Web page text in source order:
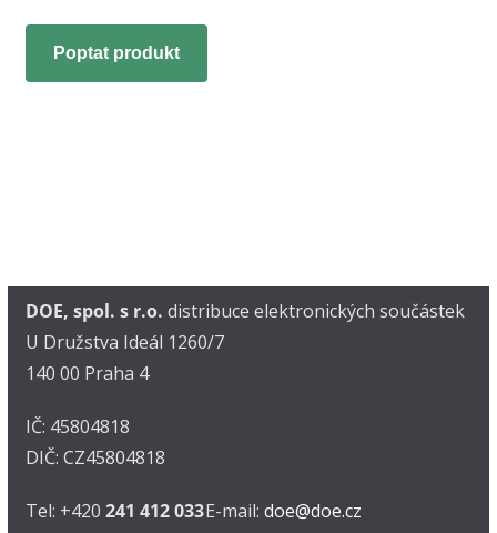
Poptat produkt
DOE, spol. s r.o. distribuce elektronických součástek
U Družstva Ideál 1260/7
140 00 Praha 4
IČ: 45804818
DIČ: CZ45804818
Tel: +420 241 412 033E-mail: doe@doe.cz